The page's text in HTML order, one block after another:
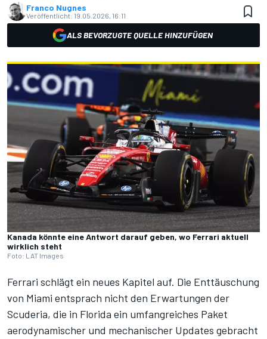
Franco Nugnes
Veröffentlicht: 19.05.2026, 16:11
ALS BEVORZUGTE QUELLE HINZUFÜGEN
Kanada könnte eine Antwort darauf geben, wo Ferrari aktuell
wirklich steht
Foto: LAT Images
Ferrari schlägt ein neues Kapitel auf. Die Enttäuschung
von Miami entsprach nicht den Erwartungen der
Scuderia, die in Florida ein umfangreiches Paket
aerodynamischer und mechanischer Updates gebracht